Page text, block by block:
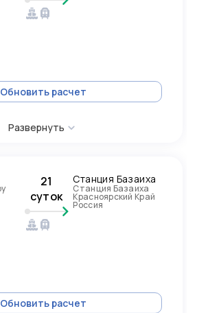
Обновить расчет
Развернуть
21
суток
Станция Базаиха
Станция Базаиха
Красноярский Край
Россия
Обновить расчет